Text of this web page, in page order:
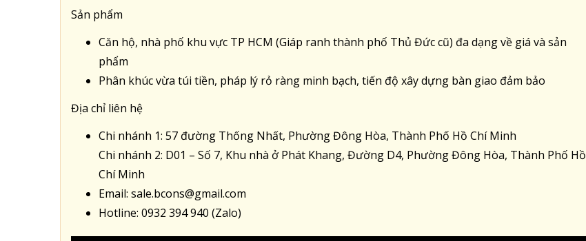
Sản phẩm
Căn hộ, nhà phố khu vực TP HCM (Giáp ranh thành phố Thủ Đức cũ) đa dạng về giá và sản
phẩm
Phân khúc vừa túi tiền, pháp lý rỏ ràng minh bạch, tiến độ xây dựng bàn giao đảm bảo
Địa chỉ liên hệ
Chi nhánh 1: 57 đường Thống Nhất, Phường Đông Hòa, Thành Phố Hồ Chí Minh
Chi nhánh 2: D01 – Số 7, Khu nhà ở Phát Khang, Đường D4, Phường Đông Hòa, Thành Phố Hồ
Chí Minh
Email: sale.bcons@gmail.com
Hotline: 0932 394 940 (Zalo)